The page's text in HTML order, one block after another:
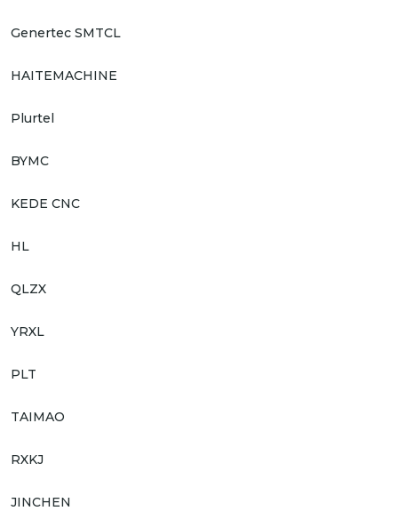
Genertec SMTCL
HAITEMACHINE
Plurtel
BYMC
KEDE CNC
HL
QLZX
YRXL
PLT
TAIMAO
RXKJ
JINCHEN